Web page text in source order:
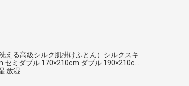
える高級シルク肌掛けふとん）シルクスキ
セミダブル 170×210cm ダブル 190×210cm
放湿